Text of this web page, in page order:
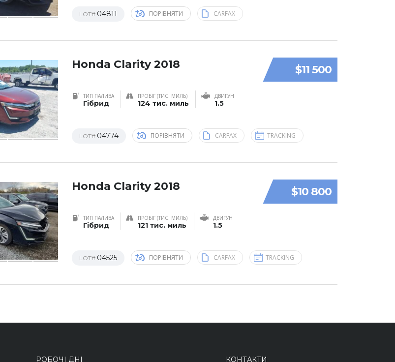
LOT# 04811 ПОРІВНЯТИ CARFAX
$11 500
Honda Clarity 2018
ТИП ПАЛИВА
Гібрид
ПРОБІГ (ТИС. МИЛЬ)
124 тис. миль
ДВИГУН
1.5
LOT# 04774 ПОРІВНЯТИ CARFAX TRACKING
$10 800
Honda Clarity 2018
ТИП ПАЛИВА
Гібрид
ПРОБІГ (ТИС. МИЛЬ)
121 тис. миль
ДВИГУН
1.5
LOT# 04525 ПОРІВНЯТИ CARFAX TRACKING
РОБОЧІ ДНІ КОНТАКТИ